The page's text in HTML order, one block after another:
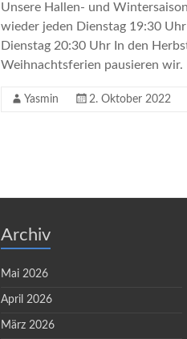
Unsere Hallen- und
wieder jeden Dienstag 19:30
Dienstag 20:30 Uhr In den
Weihnachtsferien pausieren wir.
Yasmin 2. Oktober 2022
Archiv
Mai 2026
April 2026
März 2026